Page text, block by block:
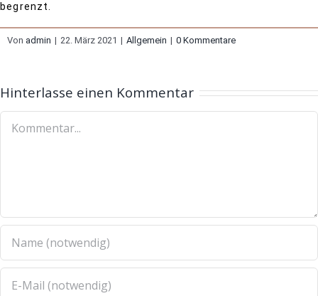
begrenzt.
Von admin | 22. März 2021 | Allgemein | 0 Kommentare
Hinterlasse einen Kommentar